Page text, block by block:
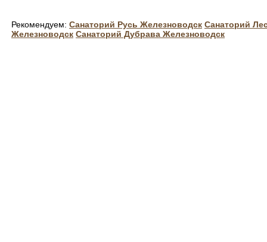
Рекомендуем: Санаторий Русь Железноводск Санаторий
Железноводск Санаторий Дубрава Железноводск